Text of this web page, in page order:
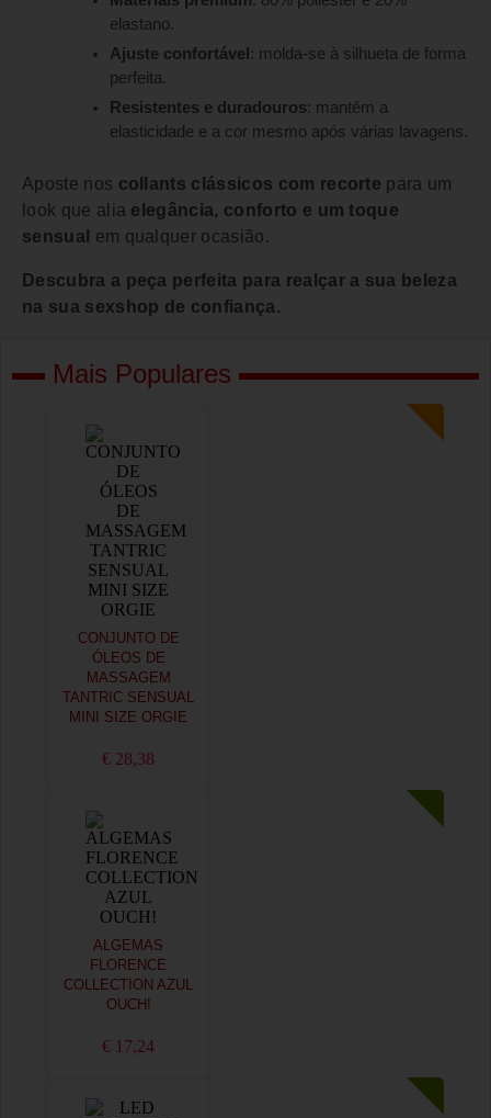
elastano.
Ajuste confortável : molda-se à silhueta de forma
perfeita.
Resistentes e duradouros: mantêm a
elasticidade e a cor mesmo após várias lavagens.
Aposte nos collants clássicos com recorte para um
look que alia elegância, conforto e um toque
sensual
em qualquer ocasião.
Descubra a peça perfeita para realçar a sua beleza
na sua sexshop de confiança.
Mais Populares
CONJUNTO DE
ÓLEOS DE
MASSAGEM
TANTRIC SENSUAL
MINI SIZE ORGIE
€ 28,38
ALGEMAS
FLORENCE
COLLECTION AZUL
OUCH!
€ 17,24